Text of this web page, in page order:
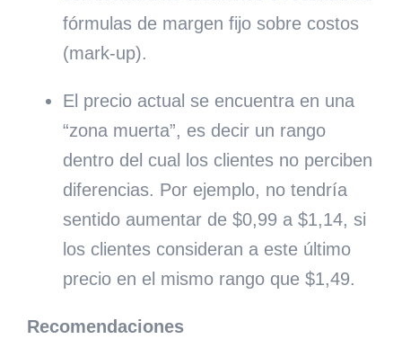
fórmulas de margen fijo sobre costos
(mark-up).
El precio actual se encuentra en una
“zona muerta”, es decir un rango
dentro del cual los clientes no perciben
diferencias. Por ejemplo, no tendría
sentido aumentar de $0,99 a $1,14, si
los clientes consideran a este último
precio en el mismo rango que $1,49.
Recomendaciones